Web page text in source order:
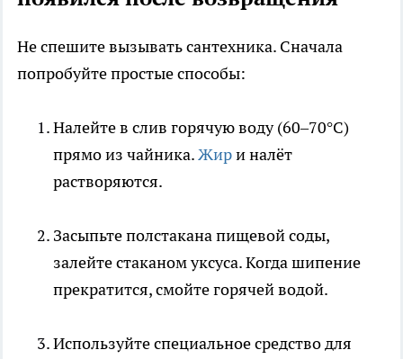
Не спешите вызывать сантехника. Сначала
попробуйте простые способы:
Налейте в слив горячую воду (60–70°C)
прямо из чайника.Жири налёт
растворяются.
Засыпьте полстакана пищевой соды,
залейте стаканом уксуса. Когда шипение
прекратится, смойте горячей водой.
Используйте специальное средство для